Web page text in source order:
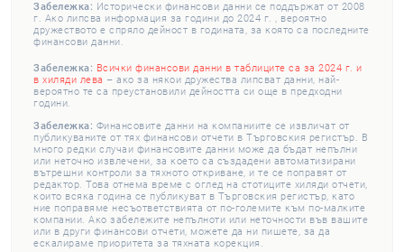
Забележка: Исторически финансови данни се поддържат от 2008
г. Ако липсва информация за години до 2024 г. , вероятно
дружеството е спряло дейност в годината, за която са последните
финансови данни.
Забележка: Всички финансови данни в таблиците са за 2024 г. и
в хиляди лева – ако за някои дружества липсват данни, най-
вероятно те са преустановили дейността си още в предходни
години.
Забележка: Финансовите данни на компаниите се извличат от
публикуваните от тях финансови отчети в Търговския регистър. В
много редки случаи финансовите данни може да бъдат непълни
или неточно извлечени, за което са създадени автоматизирани
вътрешни контроли за тяхното откриване, и те се поправят от
редактор. Това отнема време с оглед на стотиците хиляди отчети,
които всяка година се публикуват в Търговския регистър, като
ние поправяме несъответствията от по-големите към по-малките
компании. Ако забележите непълноти или неточности във вашите
или в други финансови отчети, можете да ни пишете, за да
ескалираме приоритета за тяхната корекция.